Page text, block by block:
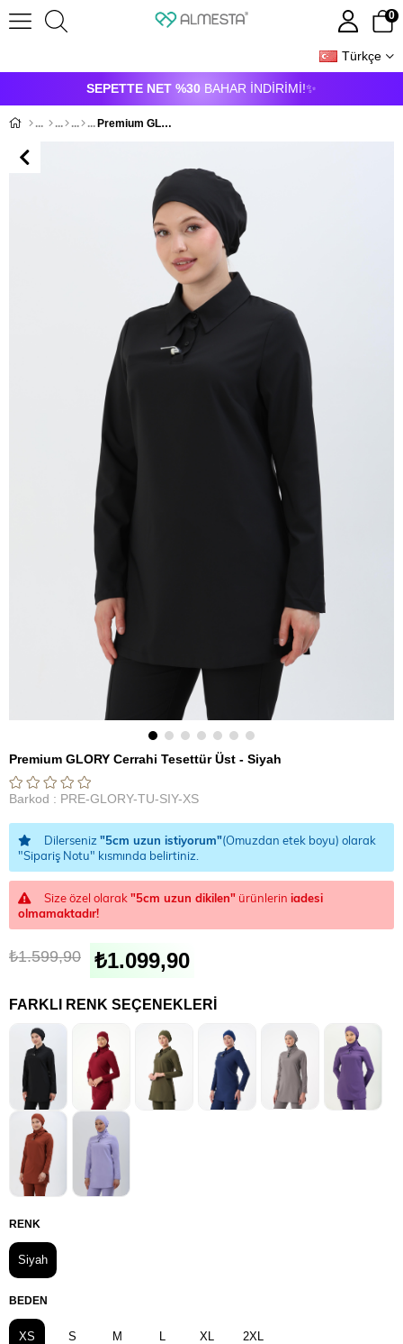
SEPETTE NET %30 BAHAR İNDİRİMİ!✨
Türkçe
0
ÜYE GIRIŞI ÜYE OL
Premium GLORY Cerrahi Tesettür Üst - Siyah
Premium GLORY Cerrahi Tesettür Üst - Siyah
Barkod : PRE-GLORY-TU-SIY-XS
Dilerseniz "5cm uzun istiyorum"(Omuzdan etek boyu) olarak
"Sipariş Notu" kısmında belirtiniz.
Size özel olarak "5cm uzun dikilen" ürünlerin iadesi
olmamaktadır!
₺1.599,90 ₺1.099,90
FARKLI RENK SEÇENEKLERI
RENK
Siyah
BEDEN
XS S M L XL 2XL